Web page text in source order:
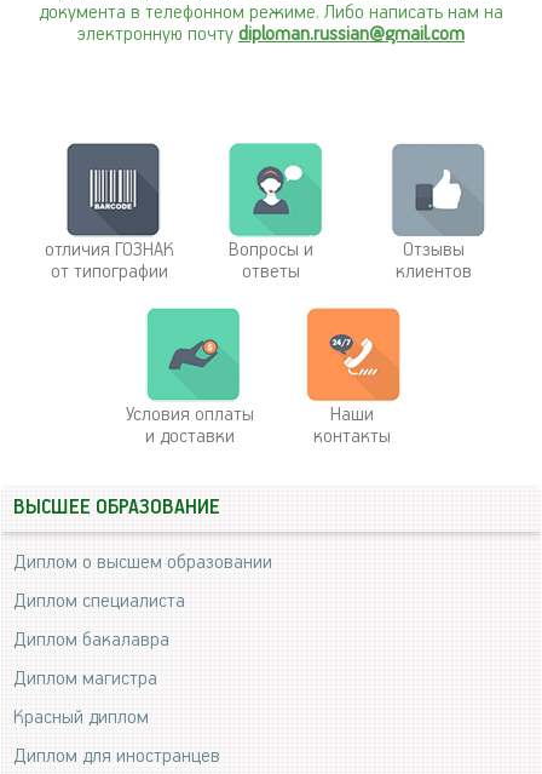
документа в телефонном режиме. Либо написать нам на
электронную почту diploman.russian@gmail.com
отличия ГОЗНАК
от типографии
Вопросы и
ответы
Отзывы
клиентов
Условия оплаты
и доставки
Наши
контакты
ВЫСШЕЕ ОБРАЗОВАНИЕ
Диплом о высшем образовании
Диплом специалиста
Диплом бакалавра
Диплом магистра
Красный диплом
Диплом для иностранцев